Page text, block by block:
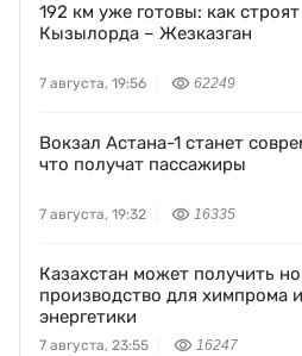
192 км уже готовы: как
Кызылорда – Жезказган
7 августа, 19:56 62249
Вокзал Астана-1 станет
что получат пассажиры
7 августа, 19:32 16335
Казахстан может получить
производство для химпрома и
энергетики
7 августа, 23:55 16247